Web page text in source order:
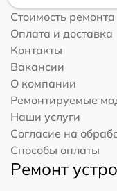
Стоимость ремонта
Оплата и доставка
Контакты
Вакансии
О компании
Ремонтируемые
Наши услуги
Согласие на
Способы оплаты
Ремонт